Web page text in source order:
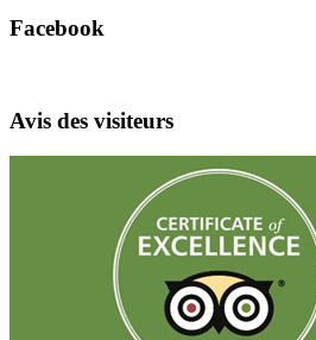
Facebook
Avis des visiteurs